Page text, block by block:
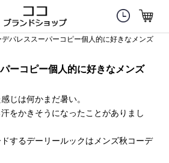
デパレススーパーコピー個人的に好きなメンズ
ーコピー個人的に好きなメンズ
じは何かまだ暑い。
をかきそうになったことがありまし
するデーリールックはメンズ秋コーデ